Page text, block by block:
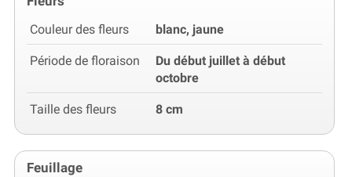
Couleur des fleurs blanc, jaune
Période de floraison
Du début juillet à début
octobre
Taille des fleurs 8 cm
Feuillage